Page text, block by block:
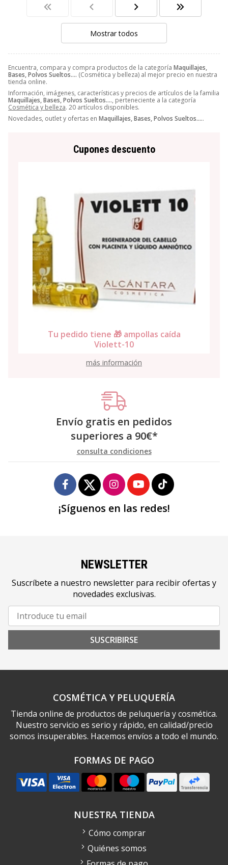
Encuentra, compara y compra productos de la categoría Maquillajes,
Bases, Polvos Sueltos…. (Cosmética y belleza) al mejor precio en nuestra
tienda online.
Información, imágenes, características y precios de artículos de la familia
Maquillajes, Bases, Polvos Sueltos…., perteneciente a la categoría
Cosmética y belleza. 20 artículos disponibles.
Novedades, outlet y ofertas en Maquillajes, Bases, Polvos Sueltos…..
Mostrar todos
Cupones descuento
Tu pedido tiene 🎁 ampollas caída
Violett-10
más información
Envío gratis en pedidos
superiores a 90€*
consulta condiciones
¡Síguenos en las redes!
NEWSLETTER
Suscríbete a nuestro newsletter para recibir ofertas y
novedades exclusivas.
SUSCRIBIRSE
COSMÉTICA Y PELUQUERÍA
Tienda online de productos de peluquería y cosmética.
Nuestro servicio es serio y rápido, en calidad/precio
somos insuperables. Hacemos envíos a todo el mundo.
FORMAS DE PAGO
NUESTRA TIENDA
Cómo comprar
Quiénes somos